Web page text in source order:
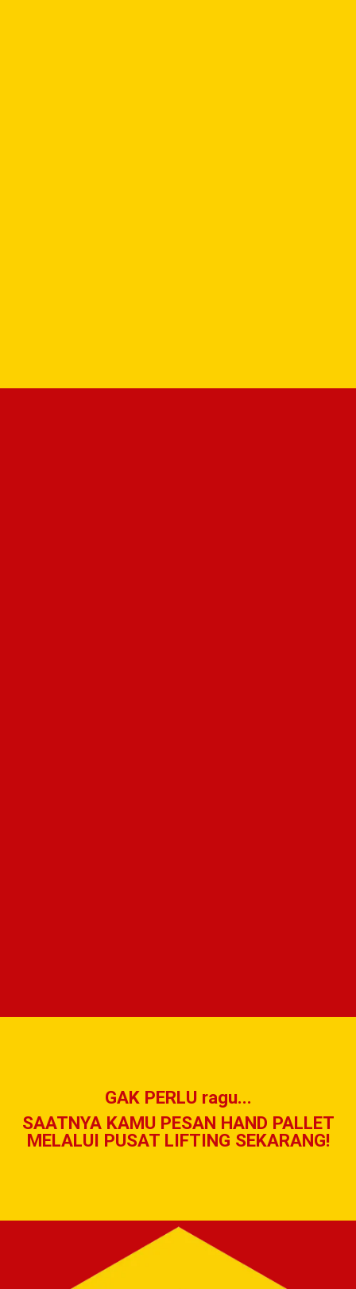
GAK PERLU ragu...
SAATNYA KAMU PESAN HAND PALLET
MELALUI PUSAT LIFTING SEKARANG!